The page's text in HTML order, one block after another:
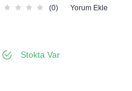
(0) Yorum Ekle
Stokta Var